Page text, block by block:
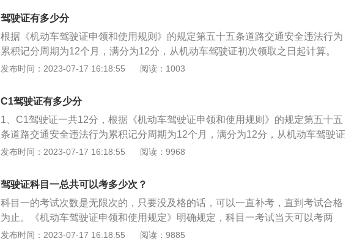
携式查询终端的，一旦遇到交警查车，没能及时出示证件，会被扣除相应的分
值。
分周期内违法记分达到12分的，要参加学习并通过科目一的考试后才可以消除记
分!而在一个记分周期内，违法记分不达到12分的，下一个记分周期开始，公安车
管记分系统便会将上一记分周期所记的分数全部自动清零。驾驶证记分是对驾驶
人交通违法行为的处罚，依据道路交通安全违法行为的严重程度一次记分值最高
12分、最低1分，记分周期为一个审验期，一个周期被记12分的，该驾驶人就失
格。记分起到强行驾驶人遵守交通安全法作用，从而减少交通事故发案率，但是
执法中对驾驶人记分处罚丧失了严肃性、规范性，使记分流于形式。
驾驶证有多少分
根据《机动车驾驶证申领和使用规则》的规定第五十五条道路交通安全违法行为
累积记分周期为12个月，满分为12分，从机动车驾驶证初次领取之日起计算。
《机动车驾驶证申领和使用规则》第六十九条机动车驾驶人在实习期内有记满12
车型的，还应当按照第六十八条第一款规定，注销其最高准驾车型驾驶资格。持
有大型客车、牵引车、城市公交车、中型客车、大型货车驾驶证的驾驶人在一年
实习期内记6分以上但未达到12分的，实习期限延长一年。在延长的实习期内再
次记6分以上但未达到12分的，注销其实习的准驾车型驾驶资格。依据道路交通
安全违法行为的严重程度，一次记分的分值为：12分、9分、6分、3分、2分、1
4、不按规定年检;5、不按规定使用灯光;6、违反禁令标志、禁止标线。扣3分的
违法行为有：1、开车接打电话;2、不按规定借道超车;3、普通道路逆行的;4、不
避让行人和校车;5、不按规定设置警告标志;6、高速路上低于规定的最低时速;7、
分的违法行为有：1、不按交通信号指示灯通行;2、一般道路超速50%以上;3、高
发布时间：2023-07-17 16:18:55 阅读：1003
C1驾驶证有多少分
1、C1驾驶证一共12分，根据《机动车驾驶证申领和使用规则》的规定第五十五
条道路交通安全违法行为累积记分周期为12个月，满分为12分，从机动车驾驶证
初次领取之日起计算；2、依据道路交通安全违法行为的严重程度，一次记分的
则》第六十九条机动车驾驶人在实习期内有记满12分记录的，注销其实习的准驾
车型驾驶资格。被注销的驾驶资格不属于最高准驾车型的，还应当按照第六十八
条第一款规定，注销其最高准驾车型驾驶资格；4、持有大型客车、牵引车、城
市公交车、中型客车、大型货车驾驶证的驾驶人在一年实习期内记6分以上但未
达到12分的，实习期限延长一年。在延长的实习期内再次记6分以上但未达到12
发布时间：2023-07-17 16:18:55 阅读：9968
驾驶证科目一总共可以考多少次？
科目一的考试次数是无限次的，只要没及格的话，可以一直补考，直到考试合格
为止。《机动车驾驶证申领和使用规定》明确规定，科目一考试当天可以考两
次，第一次不及格的，可以免费补考第二次，如果第二次依然不合格的，本次科
发布时间：2023-07-17 16:18:55 阅读：9885